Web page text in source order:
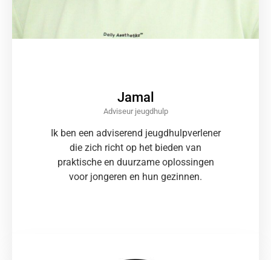
Jamal
Adviseur jeugdhulp
Ik ben een adviserend jeugdhulpverlener
die zich richt op het bieden van
praktische en duurzame oplossingen
voor jongeren en hun gezinnen.